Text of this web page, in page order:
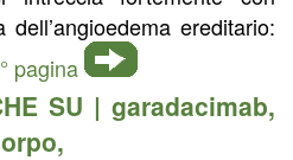
dell’angioedema ereditario:
pagina
SU | garadacimab,
,